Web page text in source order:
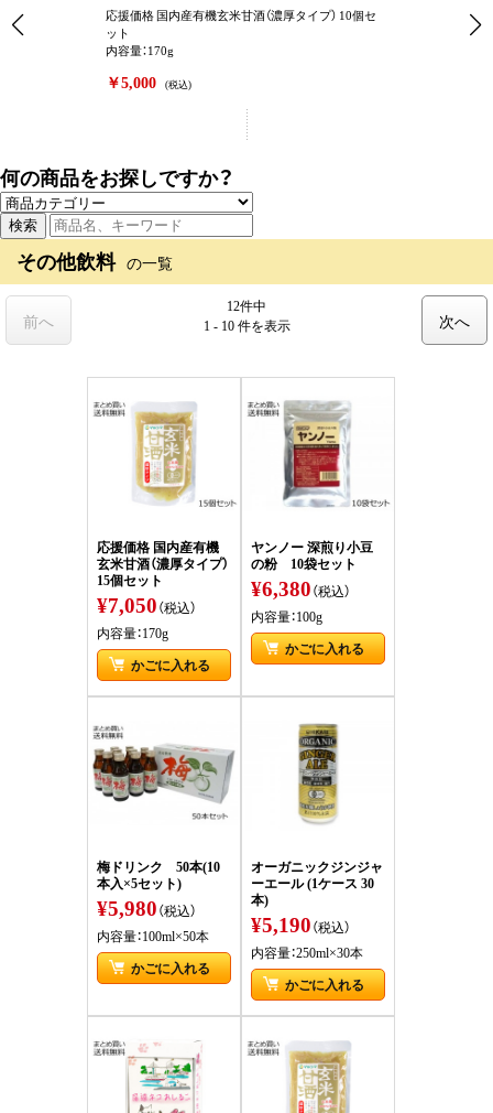
応援価格 国内産有機玄米甘酒（濃厚タイプ） 10個セ
ット
内容量：170g
￥5,000 (税込)
何の商品をお探しですか？
その他飲料 の一覧
12件中
1 - 10 件を表示
前へ 次へ
応援価格 国内産有機
玄米甘酒（濃厚タイプ）
15個セット
¥7,050（税込）
内容量：170g
かごに入れる
ヤンノー 深煎り小豆
の粉 10袋セット
¥6,380（税込）
内容量：100g
かごに入れる
梅ドリンク 50本(10
本入×5セット)
¥5,980（税込）
内容量：100ml×50本
かごに入れる
オーガニックジンジャ
ーエール (1ケース 30
本)
¥5,190（税込）
内容量：250ml×30本
かごに入れる